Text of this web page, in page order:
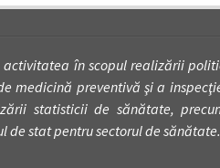
activitatea în scopul realizării
medicină preventivă şi a
statisticii de sănătate,
de stat pentru sectorul de sănătate.